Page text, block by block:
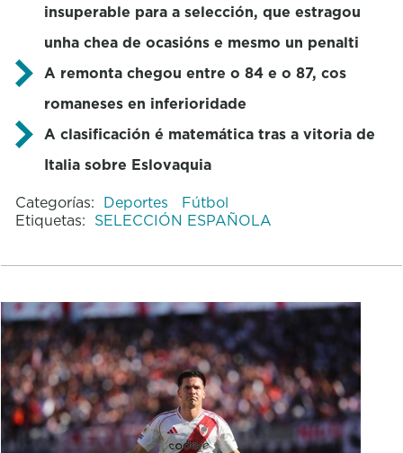
insuperable para a selección, que estragou
unha chea de ocasións e mesmo un penalti
A remonta chegou entre o 84 e o 87, cos
romaneses en inferioridade
A clasificación é matemática tras a vitoria de
Italia sobre Eslovaquia
Categorías: Deportes
Fútbol
Etiquetas: SELECCIÓN ESPAÑOLA